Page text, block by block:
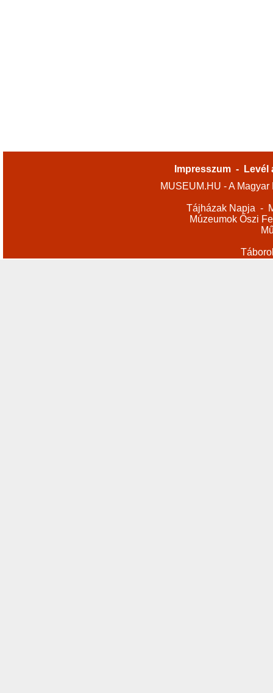
Impresszum -
Levél
MUSEUM.HU - A
Tájházak Napja -
Múzeumok Őszi